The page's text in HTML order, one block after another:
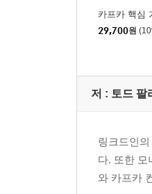
CHAPTER 5
요청 처리 ......
요약 ...... 128
CHAPTER 6
카프카 핵심
29,700원
저 : 토드 팔
링크드인
다. 또한 모
와 카프카